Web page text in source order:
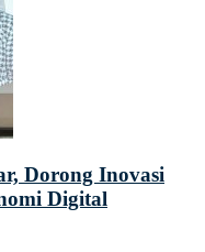
Dorong Inovasi
Digital